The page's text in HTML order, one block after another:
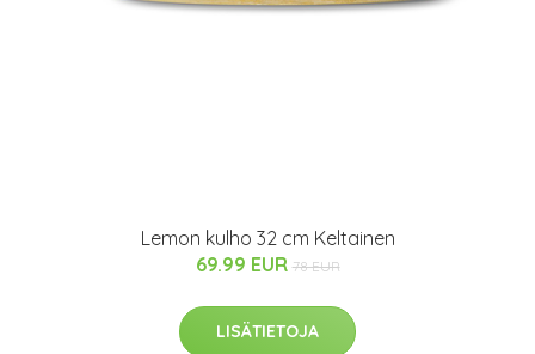
Lemon kulho 32 cm Keltainen
69.99 EUR 78 EUR
LISÄTIETOJA